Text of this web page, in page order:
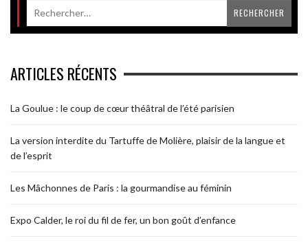
ARTICLES RÉCENTS
La Goulue : le coup de cœur théâtral de l’été parisien
La version interdite du Tartuffe de Molière, plaisir de la langue et
de l’esprit
Les Mâchonnes de Paris : la gourmandise au féminin
Expo Calder, le roi du fil de fer, un bon goût d’enfance